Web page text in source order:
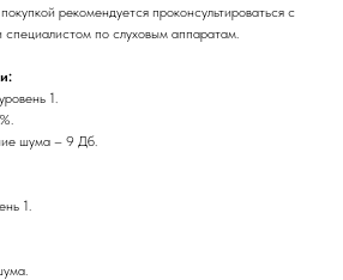
рекомендуется проконсультироваться с
специалистом по слуховым аппаратам.
1.
шума – 9 Дб.
1.